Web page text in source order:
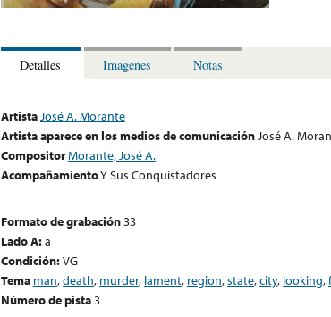
Detalles Imagenes Notas
ArtistaJosé A. Morante
Artista aparece en los medios de comunicaciónJosé A.
CompositorMorante, José A.
AcompañamientoY Sus Conquistadores
Formato de grabación33
Lado A:a
Condición:VG
Tema man,death, murder, lament, region,state,city, looking,
Número de pista3